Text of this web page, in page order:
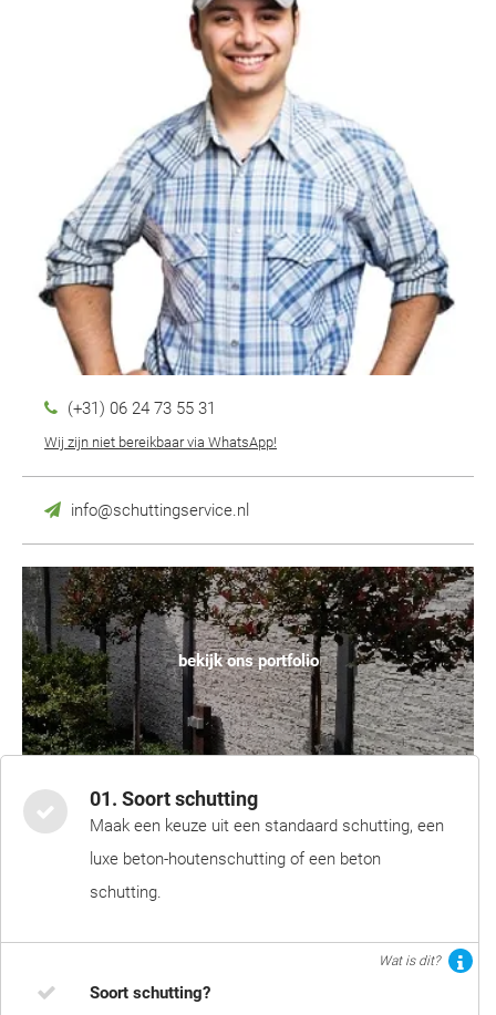
(+31) 06 24 73 55 31
Wij zijn niet bereikbaar via WhatsApp!
info@schuttingservice.nl
bekijk ons portfolio
01. Soort schutting
Maak een keuze uit een standaard schutting, een
luxe beton-houtenschutting of een beton
schutting.
Wat is dit?
Soort schutting?